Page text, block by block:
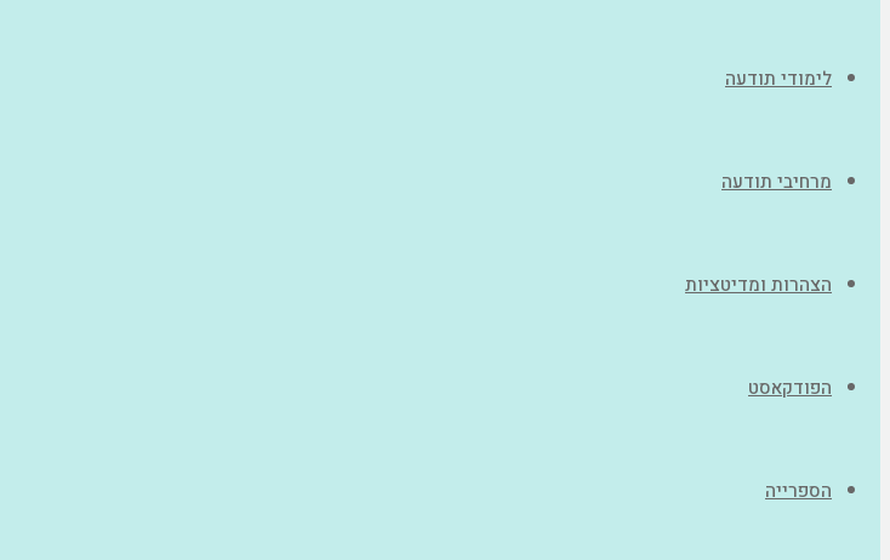
לימודי תודעה
מרחיבי תודעה
הצהרות ומדיטציות
הפודקאסט
הספרייה